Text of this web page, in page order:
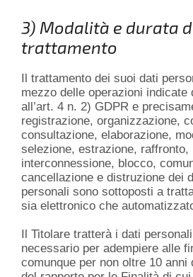
3) Modalità e durata
trattamento
Il trattamento dei suoi dati
mezzo delle operazioni indicate
all’art. 4 n. 2) GDPR e
registrazione, organizzazione,
consultazione, elaborazione,
selezione, estrazione, raffronto,
interconnessione, blocco,
cancellazione e distruzione dei
personali sono sottoposti a
sia elettronico che
Il Titolare tratterà i dati
necessario per adempiere alle
comunque per non oltre 10 anni